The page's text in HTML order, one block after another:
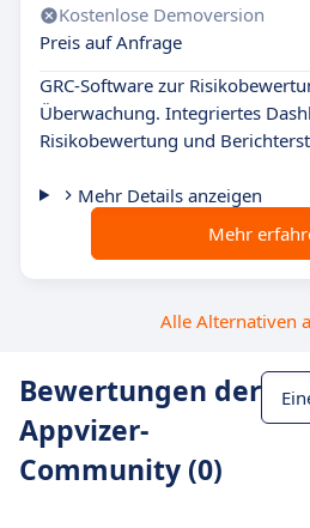
Kostenlose Demoversion
Preis auf Anfrage
GRC-Software zur
Überwachung. Integriertes
Risikobewertung und
Mehr Details anzeigen
Mehr
Alle Alternativen
Bewertungen der
Appvizer-
Community (0)